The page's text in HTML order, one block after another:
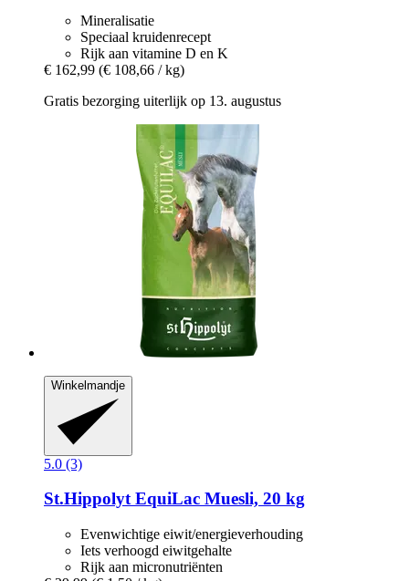
Mineralisatie
Speciaal kruidenrecept
Rijk aan vitamine D en K
€ 162,99 (€ 108,66 / kg)
Gratis bezorging uiterlijk op 13. augustus
Winkelmandje
5.0 (3)
St.HippolytEquiLac Muesli, 20 kg
Evenwichtige eiwit/energieverhouding
Iets verhoogd eiwitgehalte
Rijk aan micronutriënten